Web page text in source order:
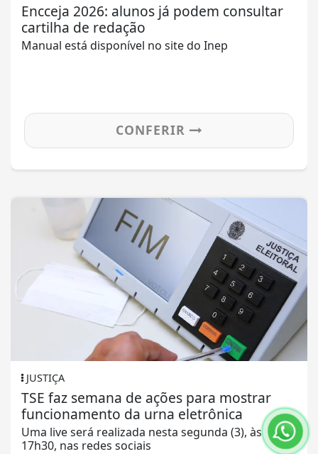
Encceja 2026: alunos já podem consultar
cartilha de redação
Manual está disponível no site do Inep
CONFERIR
JUSTIÇA
TSE faz semana de ações para mostrar
funcionamento da urna eletrônica
Uma live será realizada nesta segunda (3), às
17h30, nas redes sociais